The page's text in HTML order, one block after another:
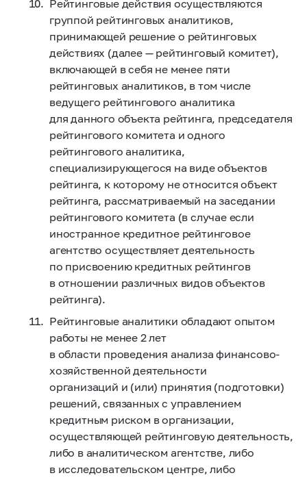
Рейтинговые действия осуществляются
группой рейтинговых аналитиков,
принимающей решение о рейтинговых
действиях (далее — рейтинговый комитет),
включающей в себя не менее пяти
рейтинговых аналитиков, в том числе
ведущего рейтингового аналитика
для данного объекта рейтинга, председателя
рейтингового комитета и одного
рейтингового аналитика,
специализирующегося на виде объектов
рейтинга, к которому не относится объект
рейтинга, рассматриваемый на заседании
рейтингового комитета (в случае если
иностранное кредитное рейтинговое
агентство осуществляет деятельность
по присвоению кредитных рейтингов
в отношении различных видов объектов
рейтинга).
Рейтинговые аналитики обладают опытом
работы не менее 2 лет
в области проведения анализа финансово-
хозяйственной деятельности
организаций и (или) принятия (подготовки)
решений, связанных с управлением
кредитным риском в организации,
осуществляющей рейтинговую деятельность,
либо в аналитическом агентстве, либо
в исследовательском центре, либо